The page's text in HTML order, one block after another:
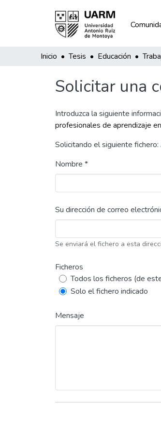
Inicio Tesis Educación
Solicitar una
Introduzca la siguiente
profesionales de aprendizaje
Solicitando el siguiente
Nombre *
Su dirección de correo
Se enviará el fichero a esta
Ficheros
Todos los ficheros (de
Solo el fichero indicado
Mensaje